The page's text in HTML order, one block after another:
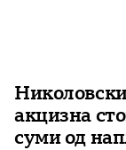
акцизна
суми од